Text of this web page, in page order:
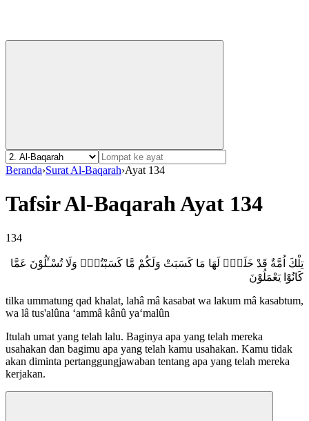
Beranda›Surat Al-Baqarah›Ayat 134
Tafsir Al-Baqarah Ayat 134
134
تِلْكَ اُمَّةٌ قَدْ خَلَتْۚ لَهَا مَا كَسَبَتْ وَلَكُمْ مَّا كَسَبْتُمْۚ وَلَا تُسْـَٔلُوْنَ عَمَّا
كَانُوْا يَعْمَلُوْنَ
tilka ummatung qad khalat, lahâ mâ kasabat wa lakum mâ kasabtum,
wa lâ tus'alûna ‘ammâ kânû ya‘malûn
Itulah umat yang telah lalu. Baginya apa yang telah mereka
usahakan dan bagimu apa yang telah kamu usahakan. Kamu tidak
akan diminta pertanggungjawaban tentang apa yang telah mereka
kerjakan.